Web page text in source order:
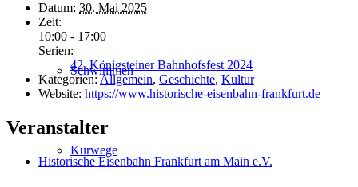
Schwimmen
Kurwege
Datum: 30. Mai 2025
Zeit:
10:00 - 17:00
Serien:
42. Königsteiner Bahnhofsfest 2024
Kategorien:Allgemein, Geschichte, Kultur
Website: https://www.historische-eisenbahn-frankfurt.de
Veranstalter
Historische Eisenbahn Frankfurt am Main e.V.